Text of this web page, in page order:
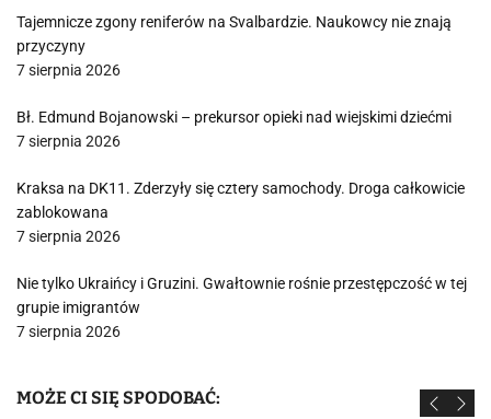
Tajemnicze zgony reniferów na Svalbardzie. Naukowcy nie znają
przyczyny
7 sierpnia 2026
Bł. Edmund Bojanowski – prekursor opieki nad wiejskimi dziećmi
7 sierpnia 2026
Kraksa na DK11. Zderzyły się cztery samochody. Droga całkowicie
zablokowana
7 sierpnia 2026
Nie tylko Ukraińcy i Gruzini. Gwałtownie rośnie przestępczość w tej
grupie imigrantów
7 sierpnia 2026
MOŻE CI SIĘ SPODOBAĆ: